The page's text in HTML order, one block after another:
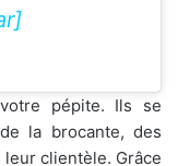
pépite. Ils se
la brocante, des
clientèle. Grâce